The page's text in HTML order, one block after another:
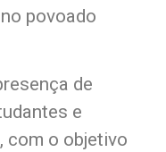
povoado
de
e
com o objetivo